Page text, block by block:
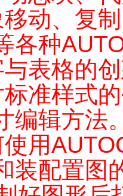
动、复
各种
表格的
准样式
编辑方法
用
装配置图